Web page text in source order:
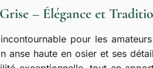
– Élégance et
pour les
anse haute en osier et ses